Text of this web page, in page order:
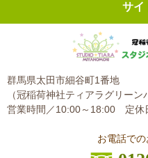
サイ
群馬県太田市細谷町1番地
（冠稲荷神社ティアラグリーン
営業時間／10:00～18:00 定休
お電話で